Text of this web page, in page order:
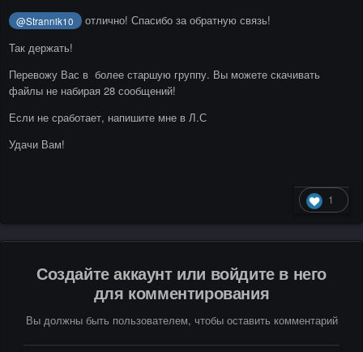
@Strannik10
отлично! Спасибо за обратную связь!
Так держать!
Перевожу Вас в более старшую группу. Вы можете скачивать
файлы не набирая 28 сообщений!
Если не сработает, напишите мне в Л.С
Удачи Вам!
1
Создайте аккаунт или войдите в него
для комментирования
Вы должны быть пользователем, чтобы оставить комментарий